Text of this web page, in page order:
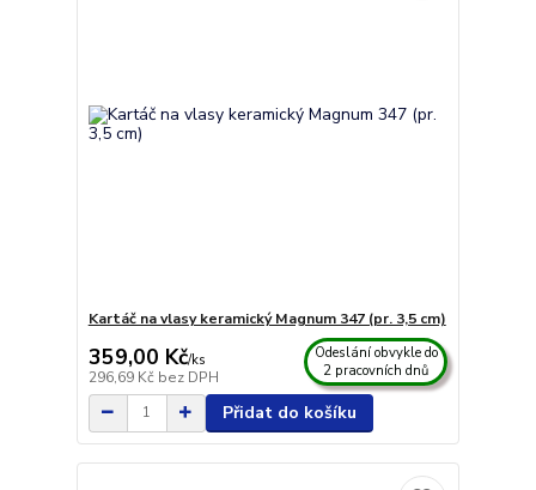
Kartáč na vlasy keramický Magnum 347 (pr. 3,5 cm)
359,00 Kč/ks
296,69 Kč bez DPH
Odeslání obvykle do
2 pracovních dnů
Přidat do košíku